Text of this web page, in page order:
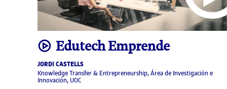
videoEdutech Emprende
JORDI CASTELLS
Knowledge Transfer & Entrepreneurship, Área de Investigación e
Innovación, UOC